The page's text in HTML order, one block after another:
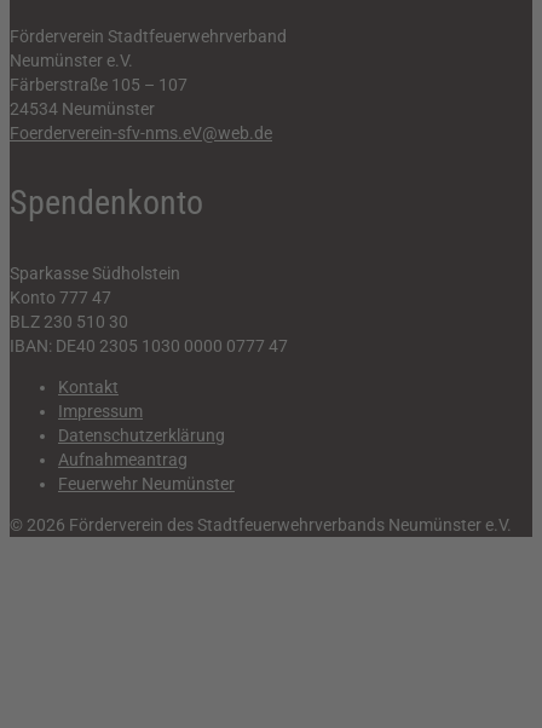
Förderverein Stadtfeuerwehrverband
Neumünster e.V.
Färberstraße 105 – 107
24534 Neumünster
Foerderverein-sfv-nms.eV@web.de
Spendenkonto
Sparkasse Südholstein
Konto 777 47
BLZ 230 510 30
IBAN: DE40 2305 1030 0000 0777 47
Kontakt
Impressum
Datenschutzerklärung
Aufnahmeantrag
Feuerwehr Neumünster
© 2026 Förderverein des Stadtfeuerwehrverbands Neumünster e.V.